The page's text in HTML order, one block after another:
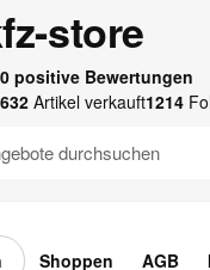
store
positive Bewertungen
Artikel verkauft1214
Shoppen AGB